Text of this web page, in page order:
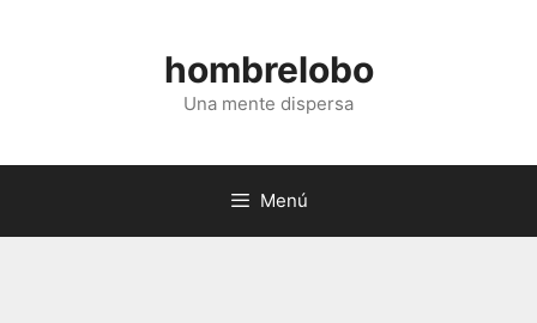
hombrelobo
Una mente dispersa
Menú